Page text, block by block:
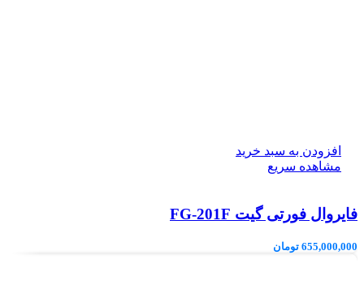
افزودن به سبد خرید
مشاهده سریع
فایروال فورتی گیت FG-201F
655,000,000 تومان